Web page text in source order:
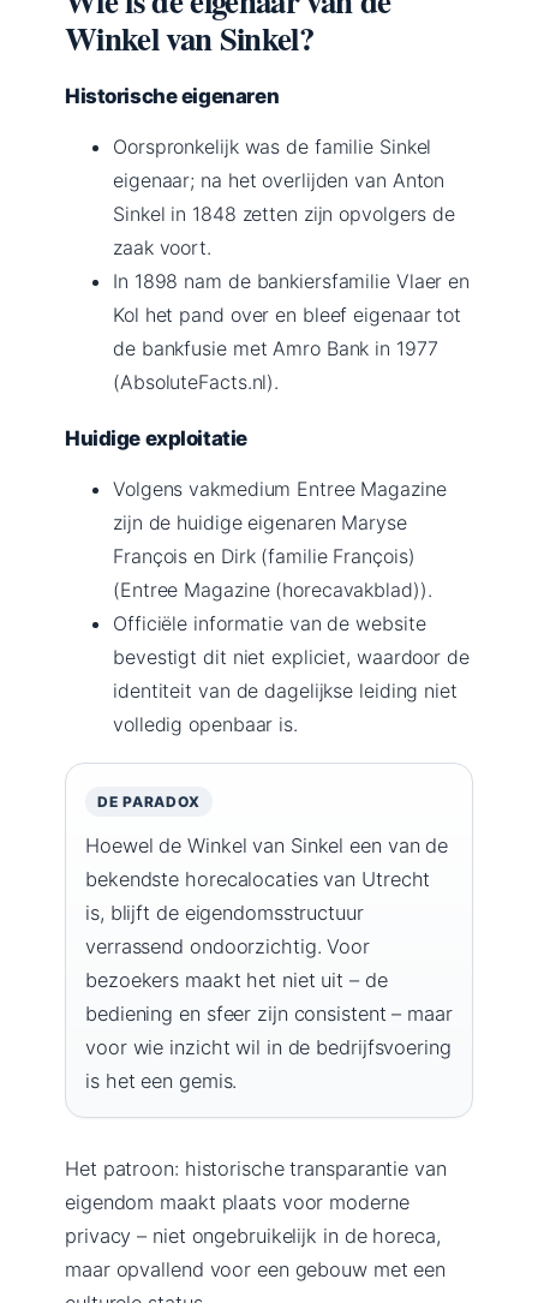
Winkel van Sinkel?
Historische eigenaren
Oorspronkelijk was de familie Sinkel
eigenaar; na het overlijden van Anton
Sinkel in 1848 zetten zijn opvolgers de
zaak voort.
In 1898 nam de bankiersfamilie Vlaer en
Kol het pand over en bleef eigenaar tot
de bankfusie met Amro Bank in 1977
(AbsoluteFacts.nl).
Huidige exploitatie
Volgens vakmedium Entree Magazine
zijn de huidige eigenaren Maryse
François en Dirk (familie François)
(Entree Magazine (horecavakblad)).
Officiële informatie van de website
bevestigt dit niet expliciet, waardoor de
identiteit van de dagelijkse leiding niet
volledig openbaar is.
DE PARADOX
Hoewel de Winkel van Sinkel een van de
bekendste horecalocaties van Utrecht
is, blijft de eigendomsstructuur
verrassend ondoorzichtig. Voor
bezoekers maakt het niet uit – de
bediening en sfeer zijn consistent – maar
voor wie inzicht wil in de bedrijfsvoering
is het een gemis.
Het patroon: historische transparantie van
eigendom maakt plaats voor moderne
privacy – niet ongebruikelijk in de horeca,
maar opvallend voor een gebouw met een